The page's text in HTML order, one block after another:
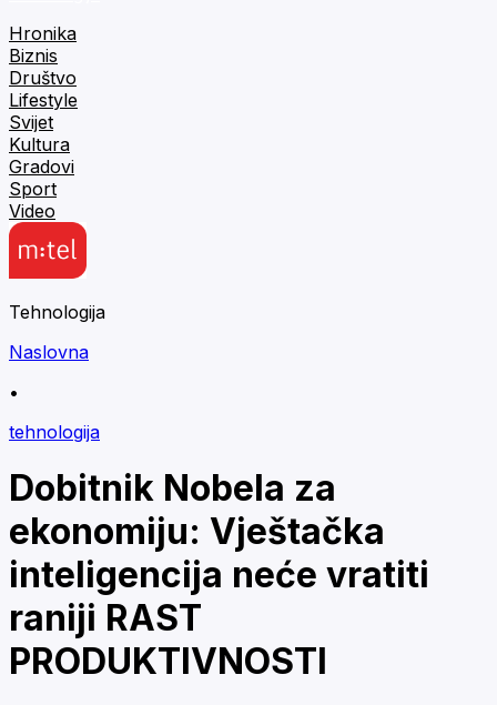
Hronika
Biznis
Društvo
Lifestyle
Svijet
Kultura
Gradovi
Sport
Video
Tehnologija
Naslovna
•
tehnologija
Dobitnik Nobela za
ekonomiju: Vještačka
inteligencija neće vratiti
raniji RAST
PRODUKTIVNOSTI